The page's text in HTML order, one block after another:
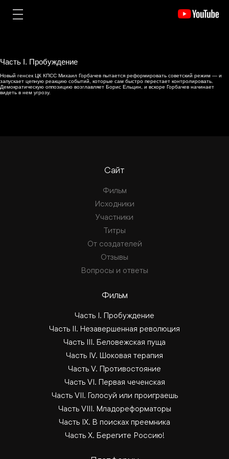
Часть I. Пробуждение
Новый генсек ЦК КПСС Михаил Горбачев пытается реформировать советский режим — и
запускает цепную реакцию событий, которые сам быстро перестает контролировать.
Демократическую оппозицию возглавляет Борис Ельцин, и вскоре Горбачев начинает
видеть в нем угрозу.
Сайт
Фильм
Исходники
Участники
Титры
От создателей
Отзывы
Вопросы и ответы
Фильм
Часть I. Пробуждение
Часть II. Незавершенная революция
Часть III. Беловежская пуща
Часть IV. Шоковая терапия
Часть V. Противостояние
Часть VI. Первая чеченская
Часть VII. Голосуй или проиграешь
Часть VIII. Младореформаторы
Часть IX. В поисках преемника
Часть Х. Берегите Россию!